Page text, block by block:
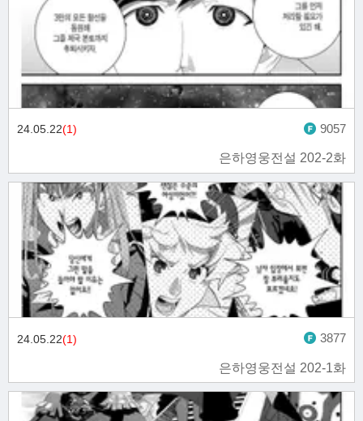
은하영웅전설 202-2화
24.05.22(1) 9057
은하영웅전설 202-1화
24.05.22(1) 3877